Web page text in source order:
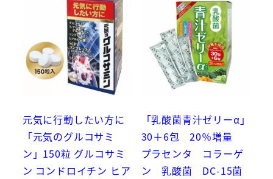
元気に行動したい方に
「元気のグルコサミ
ン」150粒 グルコサミ
ン コンドロイチン ヒア
「乳酸菌青汁ゼリーα」
30＋6包 20％増量
プラセンタ コラーゲ
ン 乳酸菌 DC-15菌